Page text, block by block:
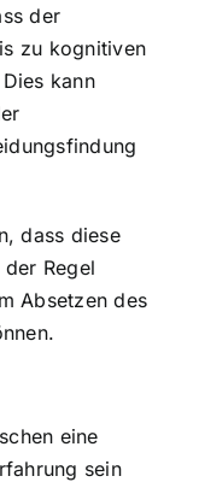
der
zu kognitiven
kann
dass diese
Regel
Absetzen des
eine
sein